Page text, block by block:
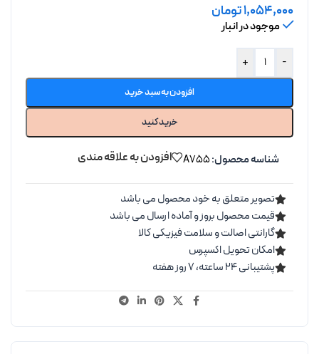
1,054,000تومان
موجود در انبار
-
+
افزودن به سبد خرید
خرید کنید
شناسه محصول:A755 افزودن به علاقه مندی
تصویر متعلق به خود محصول می باشد
قیمت محصول بروز و آماده ارسال می باشد
گارانتی اصالت و سلامت فیزیکی کالا
امکان تحویل اکسپرس
پشتیبانی ۲۴ ساعته، ۷ روز هفته